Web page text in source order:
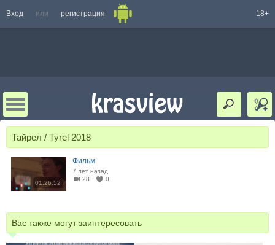
Вход или регистрация 18+
Тайрел / Tyrel 2018
01:26:52
Фильм
7 лет назад
28
0
Вас также могут заинтересовать